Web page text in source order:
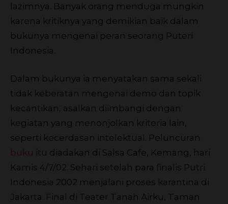
lazimnya. Banyak orang menduga mungkin
karena kritiknya yang demikian baik dalam
bukunya mengenai peran seorang Puteri
Indonesia.
Dalam bukunya ia menyatakan sama sekali
tidak keberatan mengenai demo dan topik
kecantikan, asalkan diimbangi dengan
kegiatan yang menonjolkan kriteria lain,
seperti kecerdasan intelektual. Peluncuran
buku itu diadakan di Salsa Cafe, Kemang, hari
Kamis 4/7/02. Sehari setelah para finalis Putri
Indonesia 2002 menjalani proses karantina di
Jakarta. Final di Teater Tanah Airku, Taman